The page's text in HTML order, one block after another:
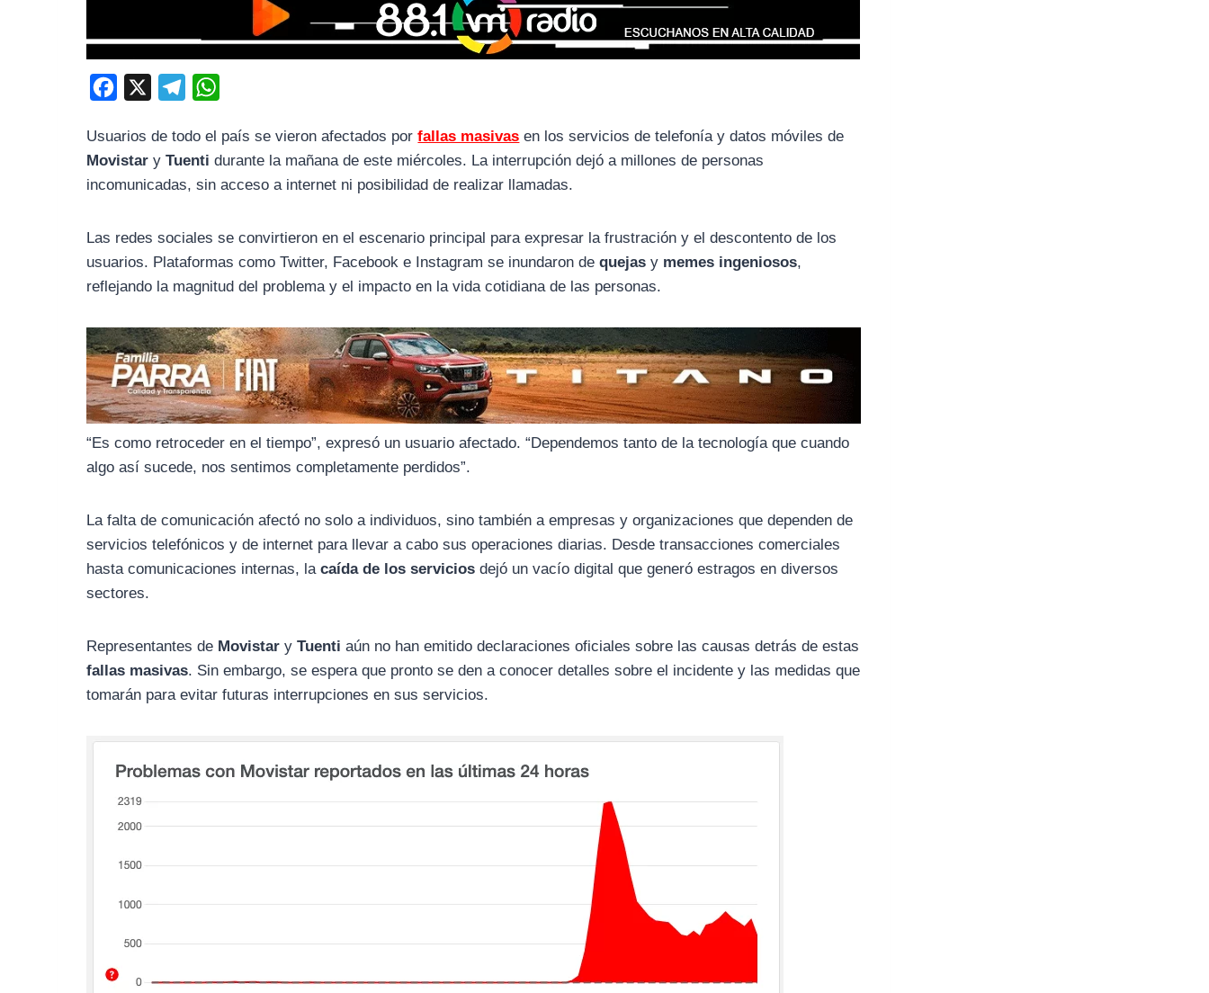
c
e
b
l
e
g
a
t
s
Usuarios de todo el país se vieron afectados porfallas masivas en los servicios de telefonía y datos móviles de
Movistar yTuenti durante la mañana de este miércoles. La interrupción dejó a millones de personas
incomunicadas, sin acceso a internet ni posibilidad de realizar llamadas.
Las redes sociales se convirtieron en el escenario principal para expresar la frustración y el descontento de los
usuarios. Plataformas como Twitter, Facebook e Instagram se inundaron dequejas y memes ingeniosos,
reflejando la magnitud del problema y el impacto en la vida cotidiana de las personas.
“Es como retroceder en el tiempo”, expresó un usuario afectado. “Dependemos tanto de la tecnología que cuando
algo así sucede, nos sentimos completamente perdidos”.
La falta de comunicación afectó no solo a individuos, sino también a empresas y organizaciones que dependen de
servicios telefónicos y de internet para llevar a cabo sus operaciones diarias. Desde transacciones comerciales
hasta comunicaciones internas, lacaída de los servicios dejó un vacío digital que generó estragos en diversos
sectores.
Representantes de Movistar yTuenti aún no han emitido declaraciones oficiales sobre las causas detrás de estas
fallas masivas. Sin embargo, se espera que pronto se den a conocer detalles sobre el incidente y las medidas que
tomarán para evitar futuras interrupciones en sus servicios.